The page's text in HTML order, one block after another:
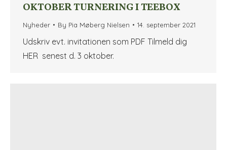
OKTOBER TURNERING I TEEBOX
Nyheder By Pia Møberg Nielsen 14. september 2021
Udskriv evt. invitationen som PDF Tilmeld dig
HER senest d. 3 oktober.